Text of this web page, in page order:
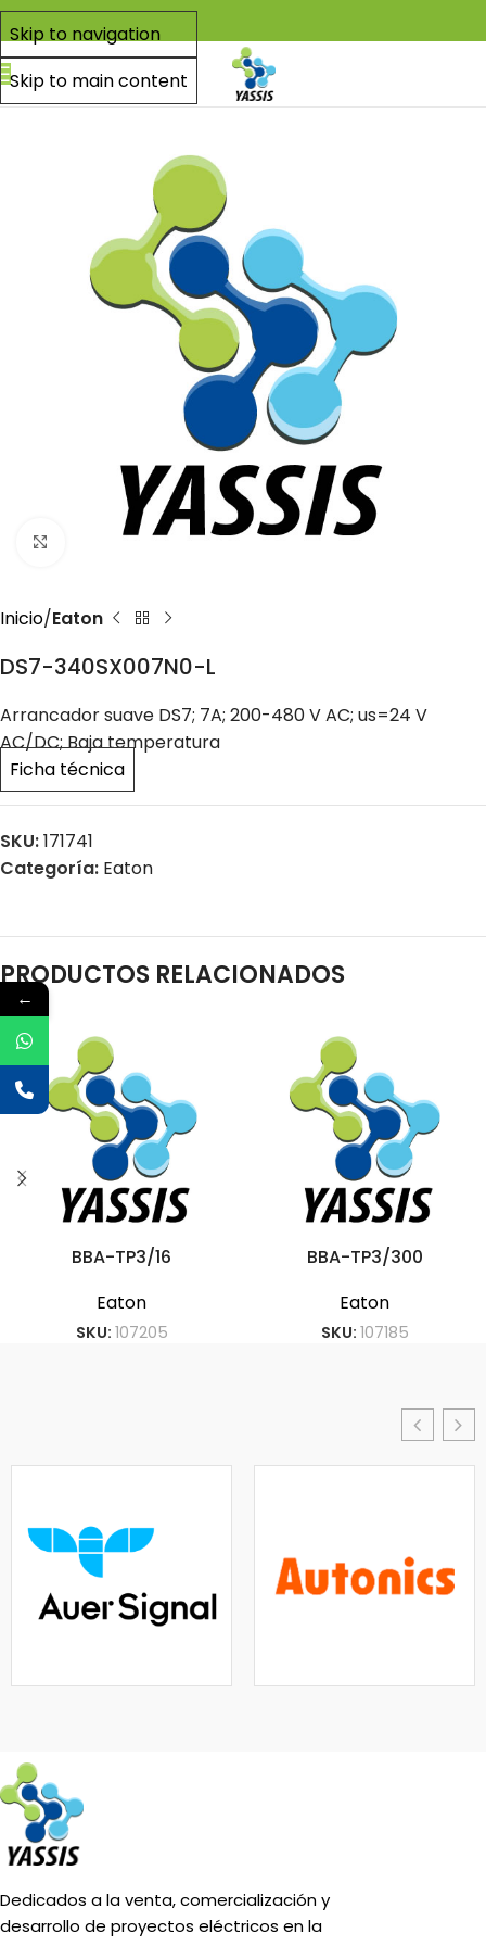
Skip to navigation
Skip to main content
Click to enlarge
Inicio Eaton
DS7-340SX007N0-L
Arrancador suave DS7; 7A; 200-480 V AC; us=24 V
AC/DC; Baja temperatura
Ficha técnica
SKU:171741
Categoría: Eaton
PRODUCTOS RELACIONADOS
BBA-TP3/16
Eaton
SKU: 107205
BBA-TP3/300
Eaton
SKU: 107185
Dedicados a la venta, comercialización y
desarrollo de proyectos eléctricos en la
←